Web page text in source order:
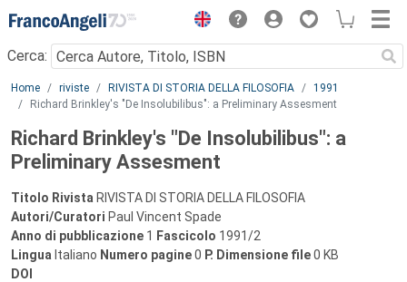
Menu
Cerca:
Main content
Home riviste RIVISTA DI STORIA DELLA FILOSOFIA
1991
Richard Brinkley's "De Insolubilibus": a Preliminary Assesment
Richard Brinkley's "De Insolubilibus": a
Preliminary Assesment
Titolo Rivista RIVISTA DI STORIA DELLA FILOSOFIA
Autori/Curatori Paul Vincent Spade
Anno di pubblicazione 1 Fascicolo 1991/2
Lingua Italiano Numero pagine0 P. Dimensione file0 KB
DOI